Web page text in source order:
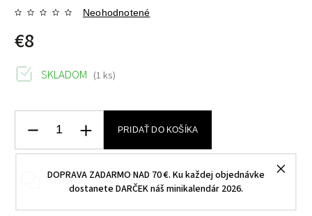
DOPRAVA ZADARMO NAD 70 €. Ku každej objednávke
dostanete DARČEK náš minikalendár 2026.
Neohodnotené
€8
SKLADOM (1 ks)
PRIDAŤ DO KOŠÍKA
Opýtať sa Zdieľať